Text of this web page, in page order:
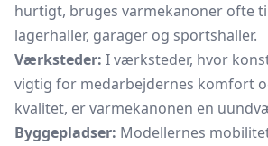
hurtigt, bruges varmekanoner ofte
lagerhaller, garager og sportshaller.
Værksteder: I værksteder, hvor
vigtig for medarbejdernes komfort
kvalitet, er varmekanonen en
Byggepladser: Modellernes